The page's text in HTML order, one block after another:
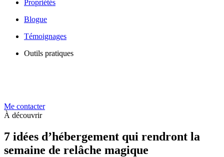
Propriétés
Blogue
Témoignages
Outils pratiques
Me contacter
À découvrir
7 idées d’hébergement qui rendront la
semaine de relâche magique